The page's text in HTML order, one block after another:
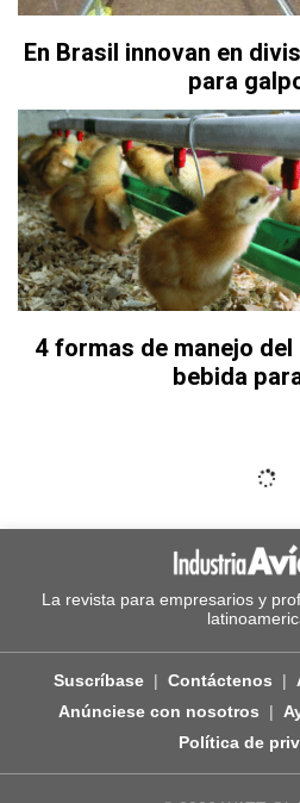
En Brasil innovan en
para
4 formas de manejo
bebida
La revista para empresarios y
Suscríbase Contáctenos
Anúnciese con nosotros
Política de